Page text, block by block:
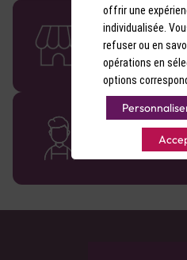
58 caves en
Retrouvez le
partout en France !
Des cavistes
Bénéficiez de
avec le sourire :)
offrir une
individualisée.
refuser ou en
opérations en
options